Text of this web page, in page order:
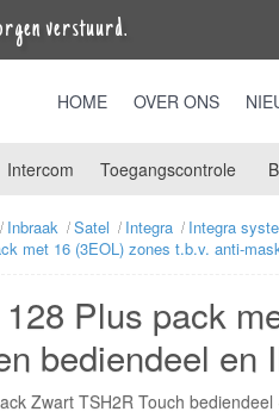
verstuurd.
HOME OVER ONS
Intercom Toegangscontrole
Inbraak Satel Integra Integra
met 16 (3EOL) zones t.b.v. anti-
Plus pack
bediendeel en
Zwart TSH2R Touch bediendeel